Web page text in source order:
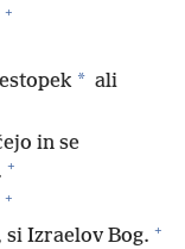
+
* ali
in se
+
+
Izraelov Bog. +